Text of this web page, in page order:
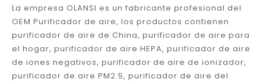
purificador de aire de China, purificador de aire para
el hogar, purificador de aire HEPA, purificador de aire
de iones negativos, purificador de aire de ionizador,
purificador de aire PM2.5, purificador de aire del
automóvil, purificador de aire de la habitación,
purificador de aire inteligente y así.